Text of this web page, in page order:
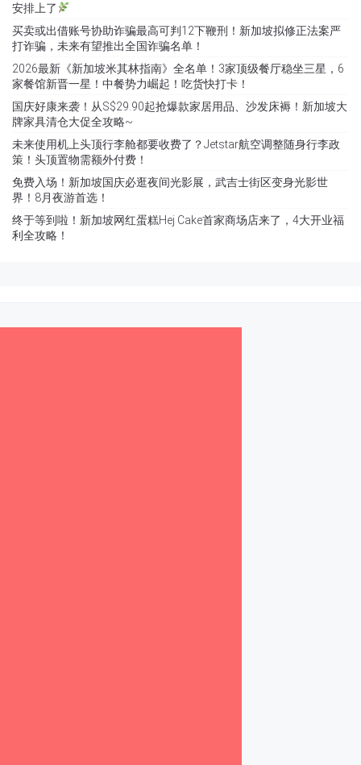
安排上了
买卖或出借账号协助诈骗最高可判12下鞭刑！新加坡拟修正法案严
打诈骗，未来有望推出全国诈骗名单！
2026最新《新加坡米其林指南》全名单！3家顶级餐厅稳坐三星，6
家餐馆新晋一星！中餐势力崛起！吃货快打卡！
国庆好康来袭！从S$29.90起抢爆款家居用品、沙发床褥！新加坡大
牌家具清仓大促全攻略~
未来使用机上头顶行李舱都要收费了？Jetstar航空调整随身行李政
策！头顶置物需额外付费！
免费入场！新加坡国庆必逛夜间光影展，武吉士街区变身光影世
界！8月夜游首选！
终于等到啦！新加坡网红蛋糕Hej Cake首家商场店来了，4大开业福
利全攻略！